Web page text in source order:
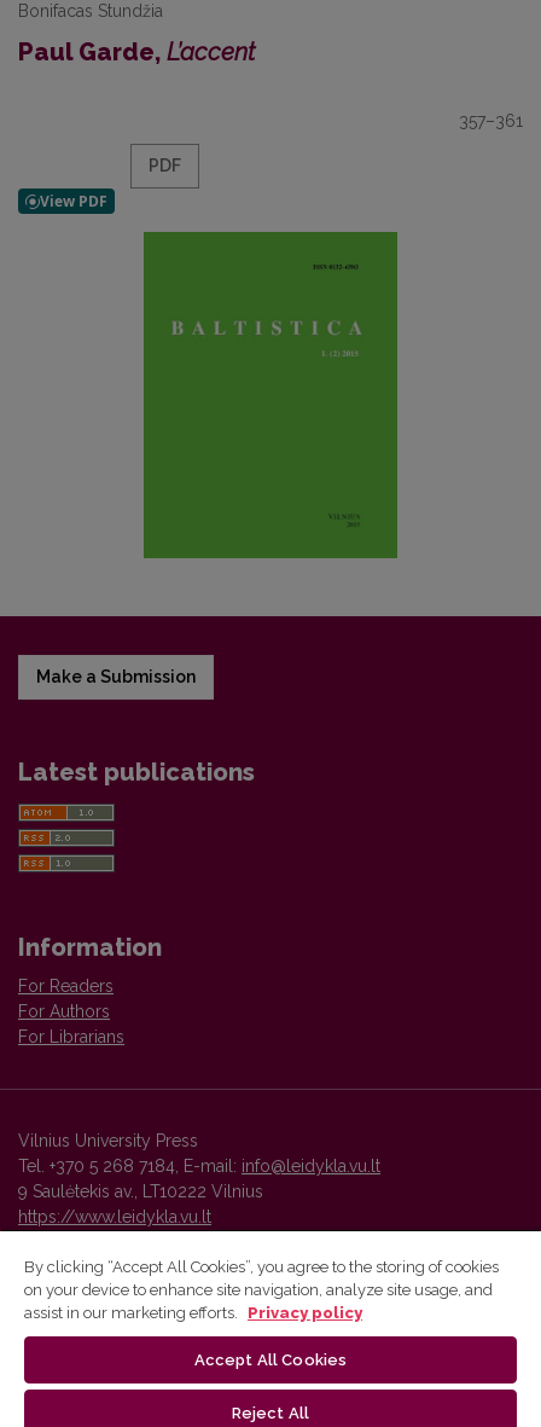
Bonifacas Stundžia
Paul Garde, L’accent
357–361
PDF
Make a Submission
Latest publications
Information
For Readers
For Authors
For Librarians
Vilnius University Press
Tel. +370 5 268 7184, E-mail: info@leidykla.vu.lt
9 Saulėtekis av., LT10222 Vilnius
https://www.leidykla.vu.lt
Vilnius University Press platform and metadata are distributed by
By clicking “Accept All Cookies”, you agree to the storing of cookies
on your device to enhance site navigation, analyze site usage, and
assist in our marketing efforts.
Privacy policy
Accept All Cookies
Reject All